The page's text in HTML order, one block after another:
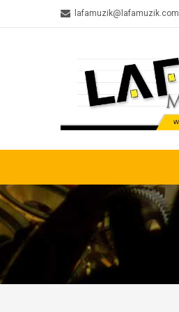
lafamuzik@lafamuzik.com